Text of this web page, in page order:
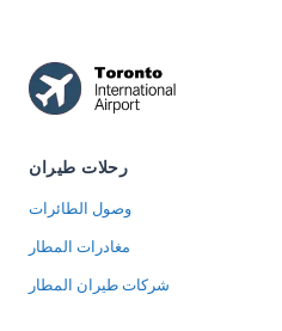
رحلات طيران
وصول الطائرات
مغادرات المطار
شركات طيران المطار